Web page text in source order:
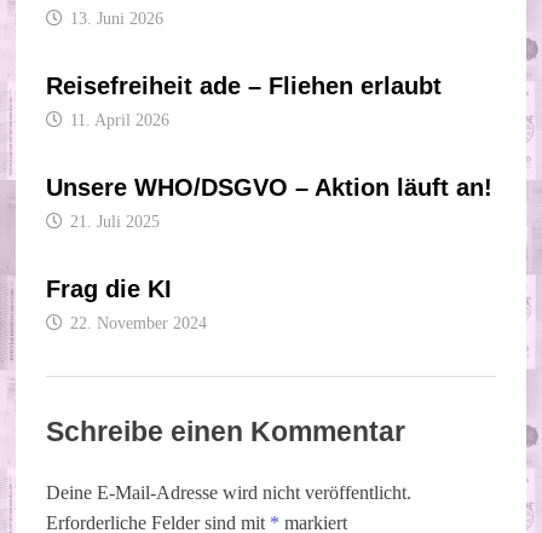
13. Juni 2026
Reisefreiheit ade – Fliehen erlaubt
11. April 2026
Unsere WHO/DSGVO – Aktion läuft an!
21. Juli 2025
Frag die KI
22. November 2024
Schreibe einen Kommentar
Deine E-Mail-Adresse wird nicht veröffentlicht.
Erforderliche Felder sind mit * markiert